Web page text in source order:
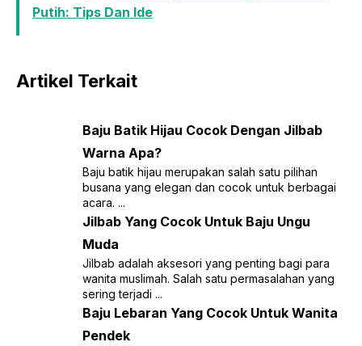
Putih: Tips Dan Ide
Artikel Terkait
Baju Batik Hijau Cocok Dengan Jilbab
Warna Apa?
Baju batik hijau merupakan salah satu pilihan
busana yang elegan dan cocok untuk berbagai
acara. ...
Jilbab Yang Cocok Untuk Baju Ungu
Muda
Jilbab adalah aksesori yang penting bagi para
wanita muslimah. Salah satu permasalahan yang
sering terjadi ...
Baju Lebaran Yang Cocok Untuk Wanita
Pendek